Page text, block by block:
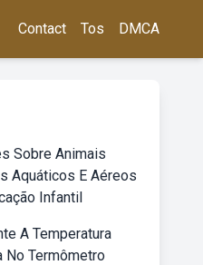
Contact Tos DMCA
Sobre Animais
Aquáticos E Aéreos
Infantil
A Temperatura
No Termômetro